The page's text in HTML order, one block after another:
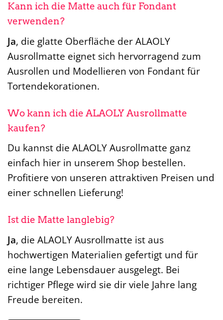
Kann ich die Matte auch für Fondant
verwenden?
Ja, die glatte Oberfläche der ALAOLY
Ausrollmatte eignet sich hervorragend zum
Ausrollen und Modellieren von Fondant für
Tortendekorationen.
Wo kann ich die ALAOLY Ausrollmatte
kaufen?
Du kannst die ALAOLY Ausrollmatte ganz
einfach hier in unserem Shop bestellen.
Profitiere von unseren attraktiven Preisen und
einer schnellen Lieferung!
Ist die Matte langlebig?
Ja, die ALAOLY Ausrollmatte ist aus
hochwertigen Materialien gefertigt und für
eine lange Lebensdauer ausgelegt. Bei
richtiger Pflege wird sie dir viele Jahre lang
Freude bereiten.